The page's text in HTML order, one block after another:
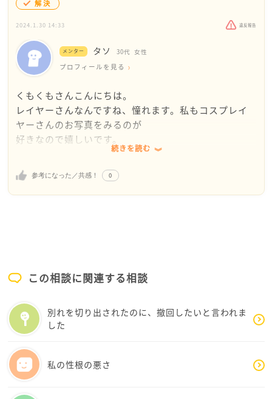
解決
2024.1.30 14:33 違反報告
メンター タソ 30代 女性
プロフィールを見る
くもくもさんこんにちは。
レイヤーさんなんですね、憧れます。私もコスプレイ
ヤーさんのお写真をみるのが
好きなので嬉しいです。
やはりクリエイティブな活動なのでクオリティがご自
身と合わない方とは
お友達と撮影するときの別の機会にお願いしていいと
思います。
性やクオリティについて
一度お話してみてもいいかもしれませんね。
というのもいいかもしれません。
応援しています
続きを読む
参考になった／共感！ 0
この相談に関連する相談
別れを切り出されたのに、撤回したいと言われま
した
私の性根の悪さ